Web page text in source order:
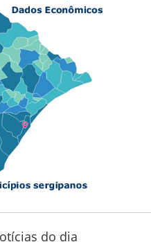
do dia